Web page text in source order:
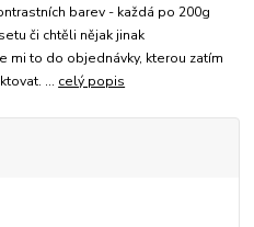
barev - každá po 200g
či chtěli nějak jinak
mi to do objednávky, kterou zatím
... celý popis